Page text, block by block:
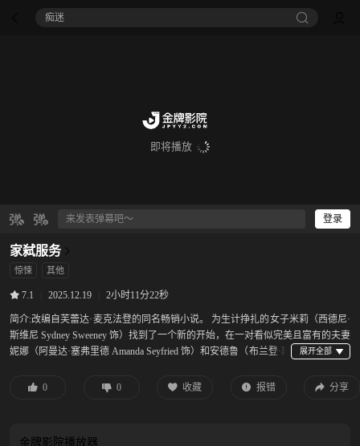
痴迷
即将播放
登录
家弑服务
惊悚 其他
7.1 2025.12.19 2小时11分22秒
简介:改编自芙蕾达·麦克法登的同名畅销小说。 为生计挣扎的女子米莉（西德尼·
斯维尼 Sydney Sweeney 饰）找到了一个新的开始，在一对看似完美且富有的夫妻
妮娜（阿曼达·塞弗里德 Amanda Seyfried 饰）和安德鲁（布兰登·斯
自己的要危险得多，这座豪宅背后上演着充满秘辛、丑闻、权力诱惑的游戏。
0 0 收藏 报错 分享
金牌影院播放器